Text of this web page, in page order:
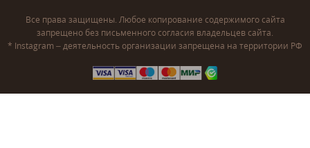
Все права защищены. Любое копирование содержимого сайта
запрещено без письменного согласия владельцев сайта.
* Instagram – деятельность организации запрещена на территории РФ